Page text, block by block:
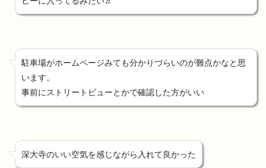
駐車場がホームページみても分かりづらいのが難点かなと思
います。
事前にストリートビューとかで確認した方がいい
深大寺のいい空気を感じながら入れて良かった